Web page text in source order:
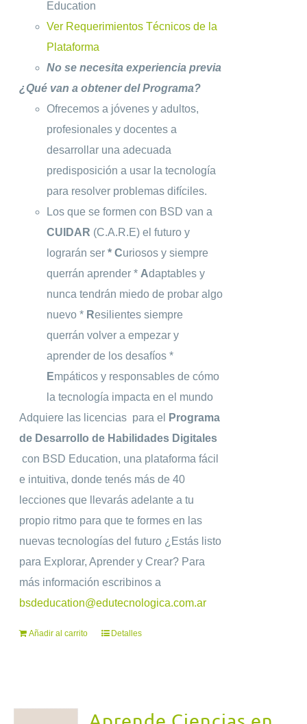
Education
Ver Requerimientos Técnicos de la
Plataforma
No se necesita experiencia previa
¿Qué van a obtener del Programa?
Ofrecemos a jóvenes y adultos,
profesionales y docentes a
desarrollar una adecuada
predisposición a usar la tecnología
para resolver problemas difíciles.
Los que se formen con BSD van a
CUIDAR (C.A.R.E) el futuro y
lograrán ser* Curiosos y siempre
querrán aprender * Adaptables y
nunca tendrán miedo de probar algo
nuevo * Resilientes siempre
querrán volver a empezar y
aprender de los desafíos *
Empáticos y responsables de cómo
la tecnología impacta en el mundo
Adquiere las licencias para el
Programa
de Desarrollo de Habilidades Digitales
con BSD Education, una plataforma fácil
e intuitiva, donde tenés más de 40
lecciones que llevarás adelante a tu
propio ritmo para que te formes en las
nuevas tecnologías del futuro ¿Estás listo
para Explorar, Aprender y Crear? Para
más información escribinos a
bsdeducation@edutecnologica.com.ar
Añadir al carrito Detalles